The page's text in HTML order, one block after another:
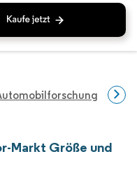
Markt Größe und